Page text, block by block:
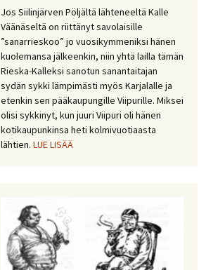
Jos Siilinjärven Pöljältä lähteneeltä Kalle
Väänäseltä on riittänyt savolaisille
”sanarrieskoo” jo vuosikymmeniksi hänen
kuolemansa jälkeenkin, niin yhtä lailla tämän
Rieska-Kalleksi sanotun sanantaitajan
sydän sykki lämpimästi myös Karjalalle ja
etenkin sen pääkaupungille Viipurille. Miksei
olisi sykkinyt, kun juuri Viipuri oli hänen
kotikaupunkinsa heti kolmivuotiaasta
lähtien. LUE LISÄÄ